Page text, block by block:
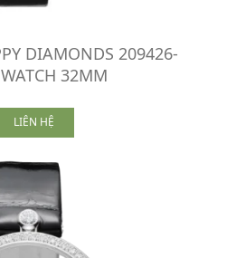
DIAMONDS 209426-
32MM
LIÊN HỆ